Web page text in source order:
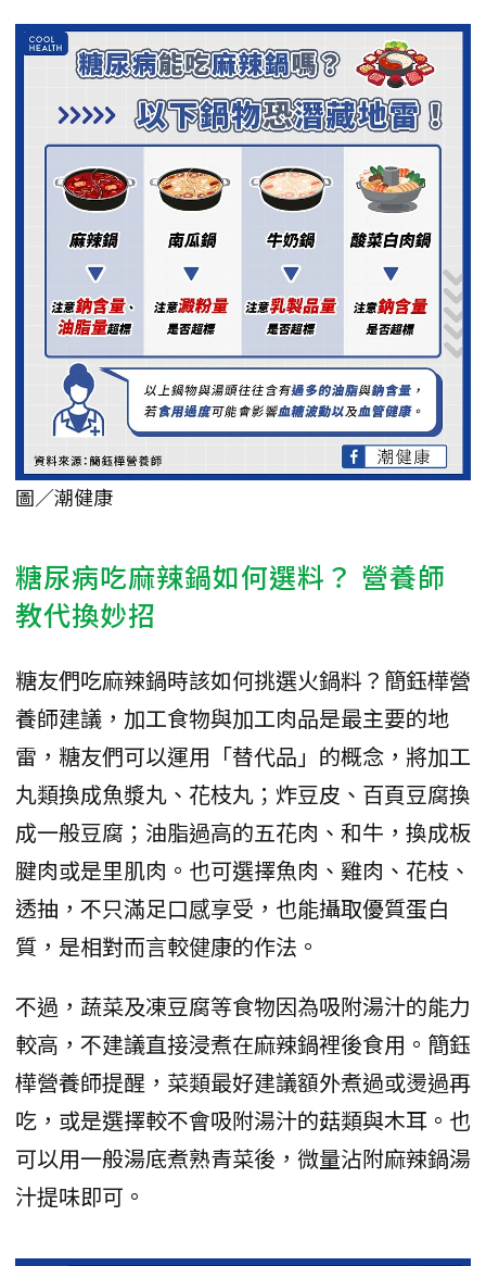
圖／潮健康
糖尿病吃麻辣鍋如何選料？ 營養師
教代換妙招
糖友們吃麻辣鍋時該如何挑選火鍋料？簡鈺樺營
養師建議，加工食物與加工肉品是最主要的地
雷，糖友們可以運用「替代品」的概念，將加工
丸類換成魚漿丸、花枝丸；炸豆皮、百頁豆腐換
成一般豆腐；油脂過高的五花肉、和牛，換成板
腱肉或是里肌肉。也可選擇魚肉、雞肉、花枝、
透抽，不只滿足口感享受，也能攝取優質蛋白
質，是相對而言較健康的作法。
不過，蔬菜及凍豆腐等食物因為吸附湯汁的能力
較高，不建議直接浸煮在麻辣鍋裡後食用。簡鈺
樺營養師提醒，菜類最好建議額外煮過或燙過再
吃，或是選擇較不會吸附湯汁的菇類與木耳。也
可以用一般湯底煮熟青菜後，微量沾附麻辣鍋湯
汁提味即可。